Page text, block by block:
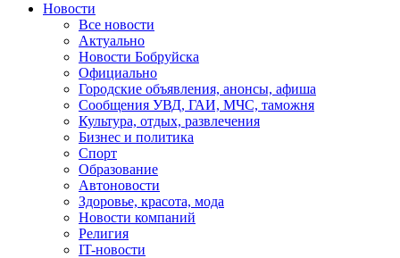
Новости
Все новости
Актуально
Новости Бобруйска
Официально
Городские объявления, анонсы, афиша
Сообщения УВД, ГАИ, МЧС, таможня
Культура, отдых, развлечения
Бизнес и политика
Спорт
Образование
Автоновости
Здоровье, красота, мода
Новости компаний
Религия
IT-новости